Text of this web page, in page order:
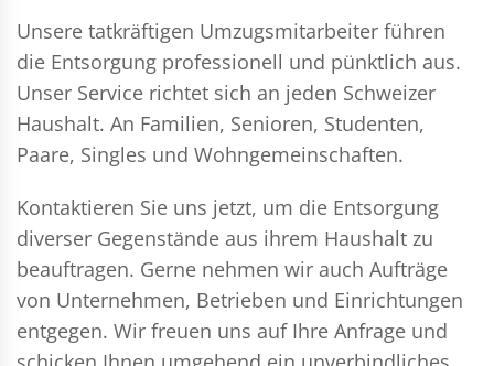
Unsere tatkräftigen Umzugsmitarbeiter führen
die Entsorgung professionell und pünktlich aus.
Unser Service richtet sich an jeden Schweizer
Haushalt. An Familien, Senioren, Studenten,
Paare, Singles und Wohngemeinschaften.
Kontaktieren Sie uns jetzt, um die Entsorgung
diverser Gegenstände aus ihrem Haushalt zu
beauftragen. Gerne nehmen wir auch Aufträge
von Unternehmen, Betrieben und Einrichtungen
entgegen. Wir freuen uns auf Ihre Anfrage und